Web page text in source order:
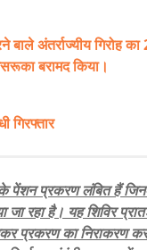
बाले अंतर्राज्यीय गिरोह
बरामद किया।
गिरफ्तार
के पेंशन प्रकरण लंबित हैं
जा रहा है। यह शिविर
प्रकरण का निराकरण